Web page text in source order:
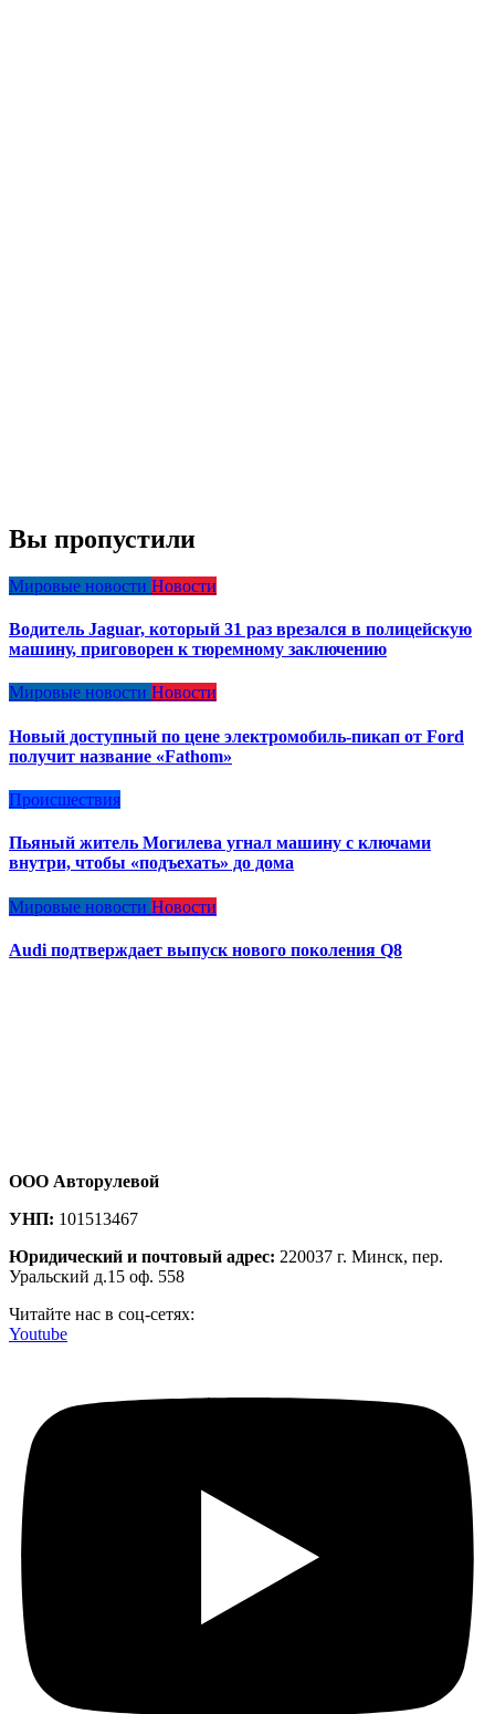
Вы пропустили
Мировые новости Новости
Водитель Jaguar, который 31 раз врезался в полицейскую
машину, приговорен к тюремному заключению
Мировые новости Новости
Новый доступный по цене электромобиль-пикап от Ford
получит название «Fathom»
Происшествия
Пьяный житель Могилева угнал машину с ключами
внутри, чтобы «подъехать» до дома
Мировые новости Новости
Audi подтверждает выпуск нового поколения Q8
ООО Авторулевой
УНП: 101513467
Юридический и почтовый адрес: 220037 г. Минск, пер.
Уральский д.15 оф. 558
Читайте нас в соц-сетях:
Youtube